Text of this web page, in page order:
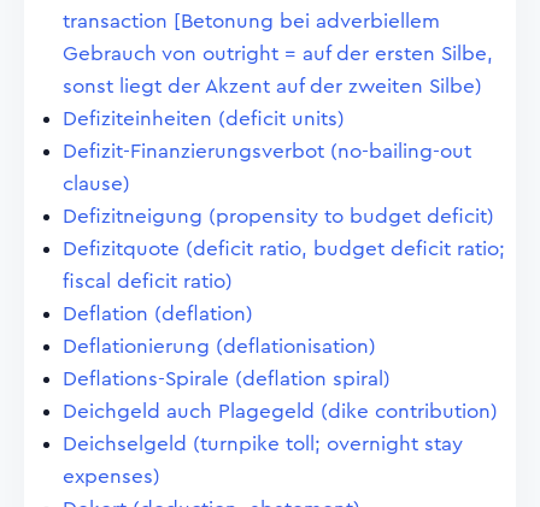
transaction [Betonung bei adverbiellem
Gebrauch von outright = auf der ersten Silbe,
sonst liegt der Akzent auf der zweiten Silbe)
Defiziteinheiten (deficit units)
Defizit-Finanzierungsverbot (no-bailing-out
clause)
Defizitneigung (propensity to budget deficit)
Defizitquote (deficit ratio, budget deficit ratio;
fiscal deficit ratio)
Deflation (deflation)
Deflationierung (deflationisation)
Deflations-Spirale (deflation spiral)
Deichgeld auch Plagegeld (dike contribution)
Deichselgeld (turnpike toll; overnight stay
expenses)